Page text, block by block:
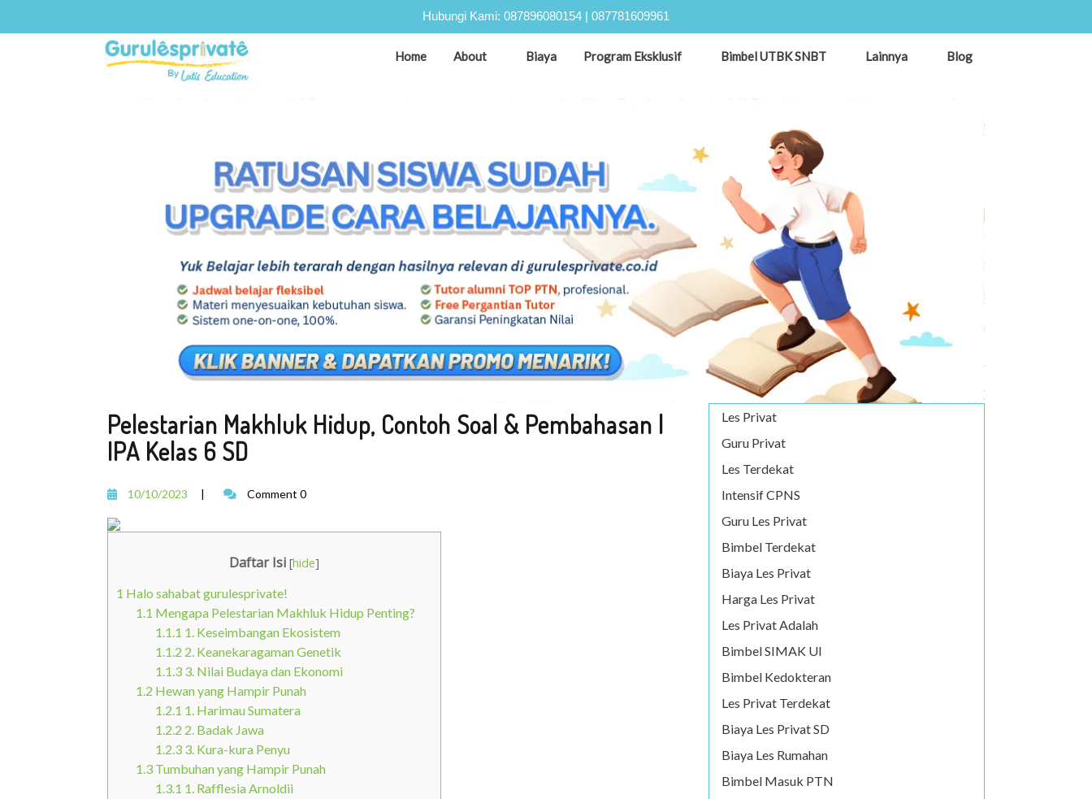
Hubungi Kami: 087896080154 | 087781609961
Home About Biaya Program Eksklusif Bimbel UTBK SNBT Lainnya Blog
Pelestarian Makhluk Hidup, Contoh Soal & Pembahasan |
IPA Kelas 6 SD
10/10/2023 | Comment 0
Daftar Isi [hide]
1 Halo sahabat gurulesprivate!
1.1 Mengapa Pelestarian Makhluk Hidup Penting?
1.1.1 1. Keseimbangan Ekosistem
1.1.2 2. Keanekaragaman Genetik
1.1.3 3. Nilai Budaya dan Ekonomi
1.2 Hewan yang Hampir Punah
1.2.1 1. Harimau Sumatera
1.2.2 2. Badak Jawa
1.2.3 3. Kura-kura Penyu
1.3 Tumbuhan yang Hampir Punah
1.3.1 1. Rafflesia Arnoldii
Les Privat
Guru Privat
Les Terdekat
Intensif CPNS
Guru Les Privat
Bimbel Terdekat
Biaya Les Privat
Harga Les Privat
Les Privat Adalah
Bimbel SIMAK UI
Bimbel Kedokteran
Les Privat Terdekat
Biaya Les Privat SD
Biaya Les Rumahan
Bimbel Masuk PTN